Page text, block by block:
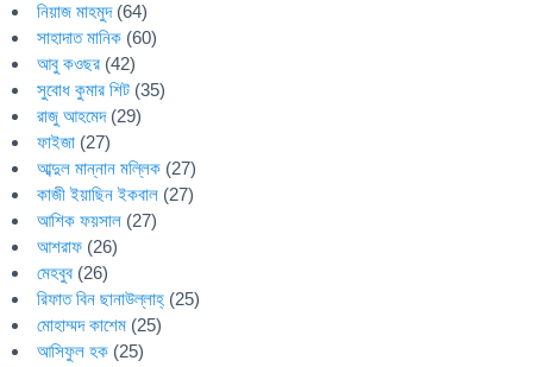
নিয়াজ মাহমুদ(64)
সাহাদাত মানিক (60)
আবু কওছর (42)
সুবোধ কুমার শিট (35)
রাজু আহমেদ(29)
ফাইজা (27)
আব্দুল মান্নান মল্লিক (27)
কাজী ইয়াছিন ইকবাল (27)
আশিক ফয়সাল (27)
আশরাফ (26)
মেহবুব (26)
রিফাত বিন ছানাউল্লাহ্ (25)
মোহাম্মদ কাশেম (25)
আসিফুল হক (25)